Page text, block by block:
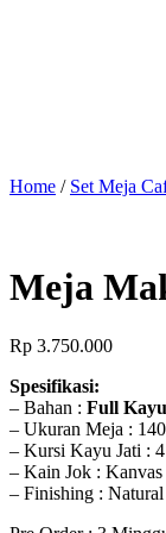
Home / Set Meja
Meja
Rp 3.750.000
Spesifikasi:
– Bahan : Full
– Ukuran Meja :
– Kursi Kayu Jati :
– Kain Jok : Kanvas
– Finishing :